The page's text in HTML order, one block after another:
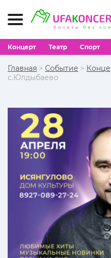
Концерт Театр Спорт
Главная > Событие >
с.Юлдыбаево